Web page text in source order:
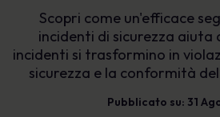
Scopri come un'efficace
incidenti di sicurezza aiuta
incidenti si trasformino in
sicurezza e la conformità
Pubblicato su: 31